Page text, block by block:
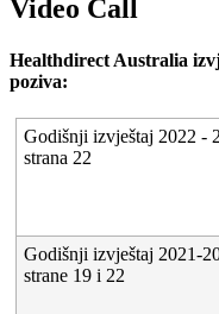
Video Call
Healthdirect Australia
poziva:
Godišnji izvještaj 2022 -
strana 22
Godišnji izvještaj 2021-
strane 19 i 22